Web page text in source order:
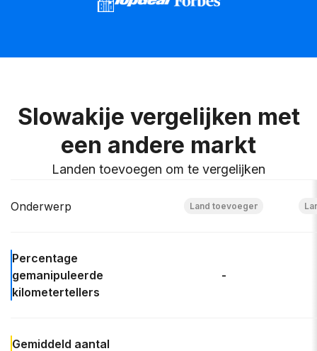
Slowakije vergelijken met
een andere markt
Landen toevoegen om te vergelijken
Onderwerp
Percentage
gemanipuleerde
kilometertellers
-
Gemiddeld aantal